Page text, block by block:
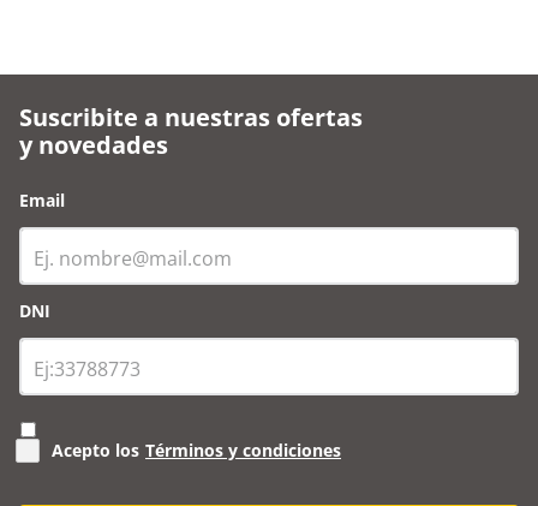
Suscribite a nuestras ofertas
y novedades
Email
DNI
Acepto los Términos y condiciones